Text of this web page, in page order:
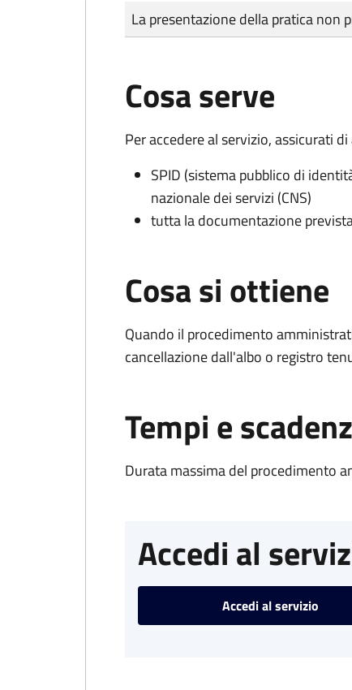
Tipo di pagamento
Importo
La presentazione della pratica non
Cosa serve
Per accedere al servizio, assicurati di
SPID (sistema pubblico di
nazionale dei servizi (CNS)
tutta la documentazione
Cosa si ottiene
Quando il procedimento
cancellazione dall'albo o registro
Tempi e
Durata massima del procedimento
Accedi al
Accedi al servizio